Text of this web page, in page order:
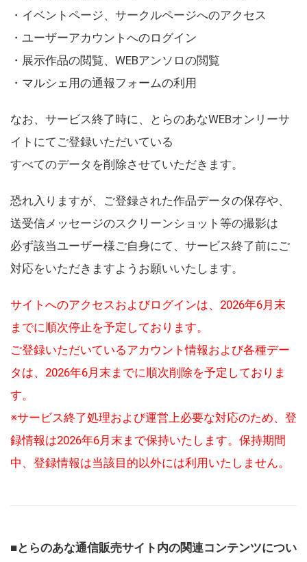
・イベントページ、サークルページへのアクセス
・ユーザーアカウントへのログイン
・展示作品の閲覧、WEBアンソロの閲覧
・マルシェ用の通報フォームの利用
なお、サービス終了時に、とらのあなWEBオンリーサ
イトにてご登録いただいている
すべてのデータを削除させていただきます。
恐れ入りますが、ご登録された作品データの保存や、
送受信メッセージのスクリーンショット等の撮影は
必ず該当ユーザー様ご自身にて、サービス終了前にご
対応をいただきますようお願いいたします。
サイトへのアクセスおよびログインは、2026年6月末
までに順次停止を予定しております。
ご登録いただいているアカウント情報および各種デー
タは、2026年6月末までに順次削除を予定しておりま
す。
※サービス終了処理および運営上必要な対応のため、登
録情報は2026年6月末まで保持いたします。保持期間
中、登録情報は当該目的以外には利用いたしません。
■とらのあな通信販売サイト内の関連コンテンツについ